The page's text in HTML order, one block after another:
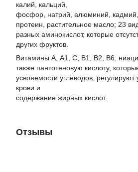
калий, кальций,
фосфор, натрий, алюминий, кадмий,
протеин, растительное масло; 23
разных аминокислот, которые
других фруктов.
Витамины А, А1, С, В1, В2, В6,
также пантотеновую кислоту,
усвояемости углеводов, регулируют
крови и
содержание жирных кислот.
Отзывы